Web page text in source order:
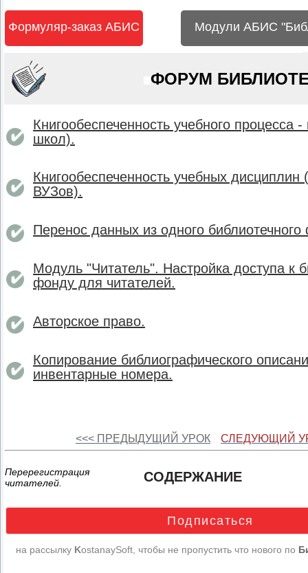
Формуляр-заказ АБИС Модули АБИС
ФОРУМ
Книгообеспеченность учебного процесса
школ).
Книгообеспеченность учебных
ВУЗов).
Перенос данных из одного
Модуль "Читатель". Настройка доступа к
фонду для читателей.
Авторское право.
Копирование библиографического
инвентарные номера.
<<< ПРЕДЫДУЩИЙ УРОК СЛЕДУЮЩИЙ
Перерегистрация
читателей.
СОДЕРЖАНИЕ
Подписаться
на рассылку KostanaySoft, чтобы не пропустить что нового по